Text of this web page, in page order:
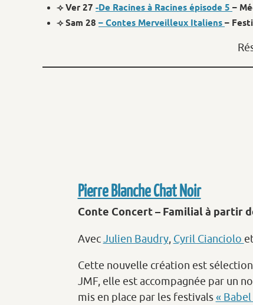
⟢ Ver 27 -De Racines à Racines épisode 5–
⟢ Sam 28 – ContesMerveilleux Italiens–
Pierre Blanche Chat Noir
Conte Concert – Familial à partir
AvecJulien Baudry, Cyril Cianciolo
Cette nouvelle création est
JMF, elle est accompagnée par un
mis en place par les festivals«